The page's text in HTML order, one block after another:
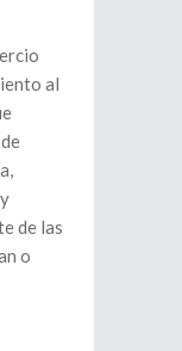
al
de las
o